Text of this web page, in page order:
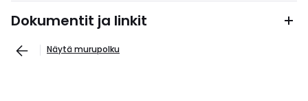
Dokumentit ja linkit
Näytä murupolku